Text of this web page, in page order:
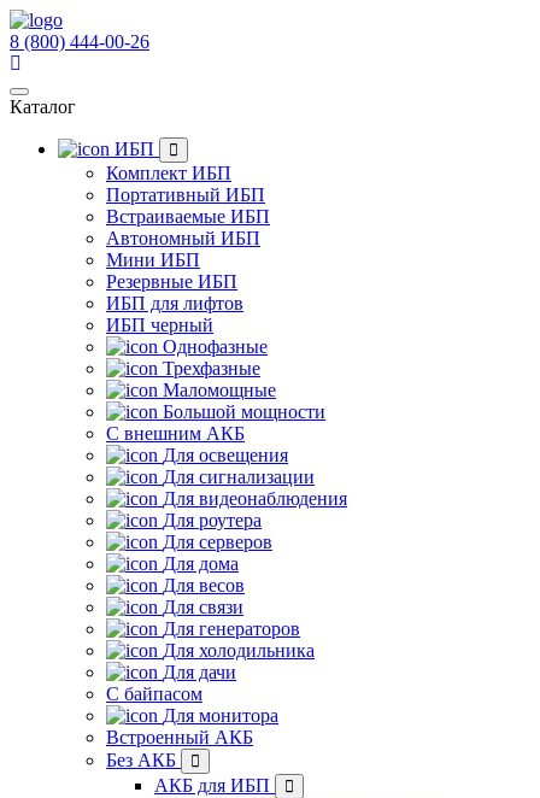
8 (800) 444-00-26
Каталог
ИБП
Комплект ИБП
Портативный ИБП
Встраиваемые ИБП
Автономный ИБП
Мини ИБП
Резервные ИБП
ИБП для лифтов
ИБП черный
Однофазные
Трехфазные
Маломощные
Большой мощности
С внешним АКБ
Для освещения
Для сигнализации
Для видеонаблюдения
Для роутера
Для серверов
Для дома
Для весов
Для связи
Для генераторов
Для холодильника
Для дачи
С байпасом
Для монитора
Встроенный АКБ
Без АКБ
АКБ для ИБП